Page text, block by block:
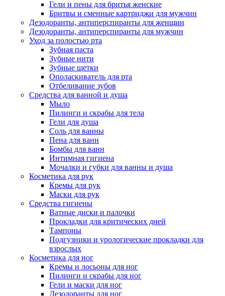
Гели и пены для бритья женские
Бритвы и сменные картриджи для мужчин
Дезодоранты, антиперспиранты для женщин
Дезодоранты, антиперспиранты для мужчин
Уход за полостью рта
Зубная паста
Зубные нити
Зубные щетки
Ополаскиватель для рта
Отбеливание зубов
Средства для ванной и душа
Мыло
Пилинги и скрабы для тела
Гели для душа
Соль для ванны
Пена для ванн
Бомбы для ванн
Интимная гигиена
Мочалки и губки для ванны и душа
Косметика для рук
Кремы для рук
Маски для рук
Средства гигиены
Ватные диски и палочки
Прокладки для критических дней
Тампоны
Подгузники и урологические прокладки для
взрослых
Косметика для ног
Кремы и лосьоны для ног
Пилинги и скрабы для ног
Гели и маски для ног
Дезодоранты для ног